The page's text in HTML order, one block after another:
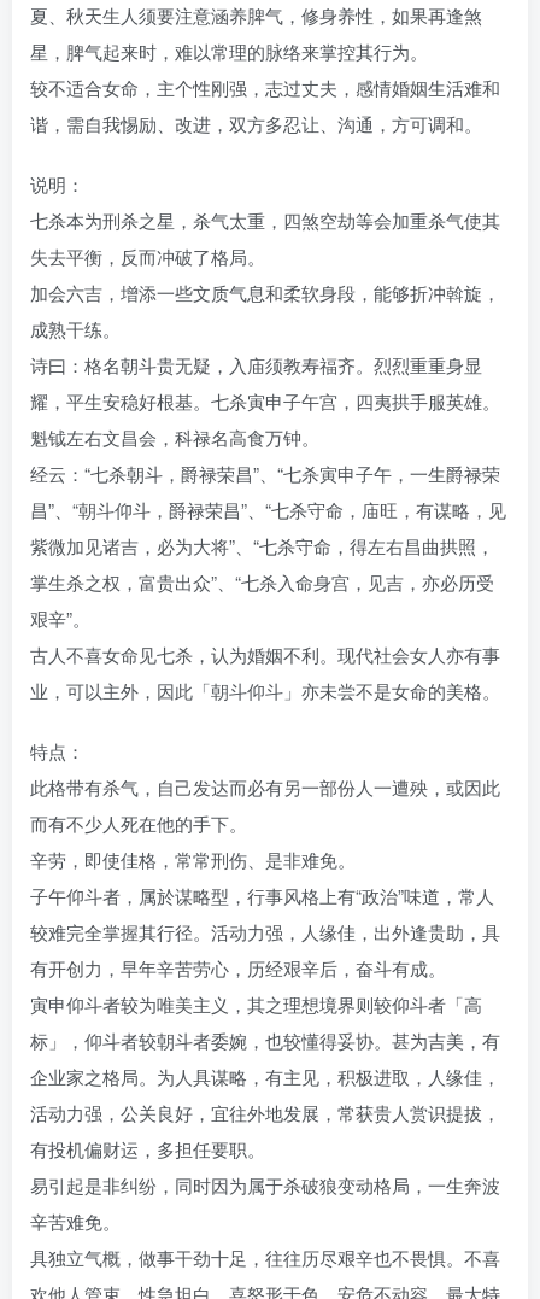
夏、秋天生人须要注意涵养脾气，修身养性，如果再逢煞
星，脾气起来时，难以常理的脉络来掌控其行为。
较不适合女命，主个性刚强，志过丈夫，感情婚姻生活难和
谐，需自我惕励、改进，双方多忍让、沟通，方可调和。
说明：
七杀本为刑杀之星，杀气太重，四煞空劫等会加重杀气使其
失去平衡，反而冲破了格局。
加会六吉，增添一些文质气息和柔软身段，能够折冲斡旋，
成熟干练。
诗曰：格名朝斗贵无疑，入庙须教寿福齐。烈烈重重身显
耀，平生安稳好根基。七杀寅申子午宫，四夷拱手服英雄。
魁钺左右文昌会，科禄名高食万钟。
经云：“七杀朝斗，爵禄荣昌”、“七杀寅申子午，一生爵禄荣
昌”、“朝斗仰斗，爵禄荣昌”、“七杀守命，庙旺，有谋略，见
紫微加见诸吉，必为大将”、“七杀守命，得左右昌曲拱照，
掌生杀之权，富贵出众”、“七杀入命身宫，见吉，亦必历受
艰辛”。
古人不喜女命见七杀，认为婚姻不利。现代社会女人亦有事
业，可以主外，因此「朝斗仰斗」亦未尝不是女命的美格。
特点：
此格带有杀气，自己发达而必有另一部份人一遭殃，或因此
而有不少人死在他的手下。
辛劳，即使佳格，常常刑伤、是非难免。
子午仰斗者，属於谋略型，行事风格上有“政治”味道，常人
较难完全掌握其行径。活动力强，人缘佳，出外逢贵助，具
有开创力，早年辛苦劳心，历经艰辛后，奋斗有成。
寅申仰斗者较为唯美主义，其之理想境界则较仰斗者「高
标」，仰斗者较朝斗者委婉，也较懂得妥协。甚为吉美，有
企业家之格局。为人具谋略，有主见，积极进取，人缘佳，
活动力强，公关良好，宜往外地发展，常获贵人赏识提拔，
有投机偏财运，多担任要职。
易引起是非纠纷，同时因为属于杀破狼变动格局，一生奔波
辛苦难免。
具独立气概，做事干劲十足，往往历尽艰辛也不畏惧。不喜
欢他人管束。性急坦白，喜怒形于色，安危不动容，最大特